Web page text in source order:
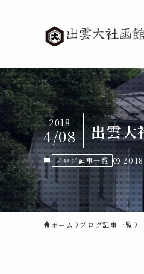
出雲大
2018
4/08
ブログ記事一覧
ホーム ブログ記事一覧